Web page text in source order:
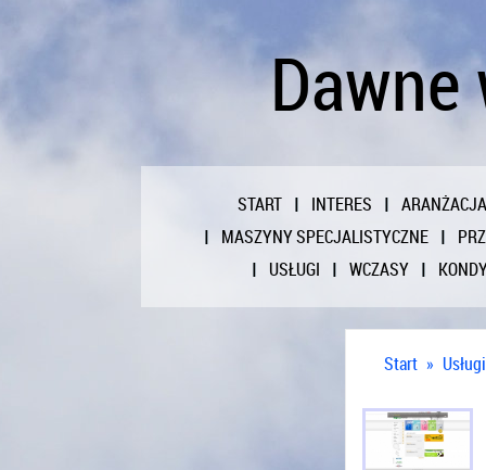
START INTERES
ARANŻACJA
MASZYNY SPECJALISTYCZNE
USŁUGI
WCZASY
Start » Usługi